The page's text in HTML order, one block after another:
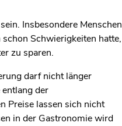
Insbesondere Menschen
Schwierigkeiten hatte,
zu sparen.
darf nicht länger
der
Preise lassen sich nicht
in der Gastronomie wird